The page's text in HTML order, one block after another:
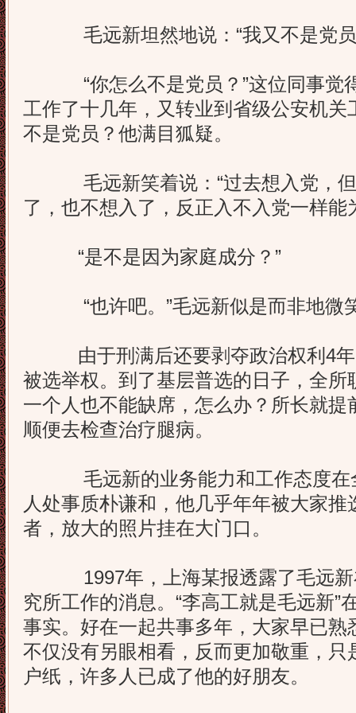
毛远新坦然地说：“我又不是党员
“你怎么不是党员？”这位同事觉得
工作了十几年，又转业到省级公安机关
不是党员？他满目狐疑。
毛远新笑着说：“过去想入党，但
了，也不想入了，反正入不入党一样能
“是不是因为家庭成分？”
“也许吧。”毛远新似是而非地微
由于刑满后还要剥夺政治权利4年
被选举权。到了基层普选的日子，全所
一个人也不能缺席，怎么办？所长就提
顺便去检查治疗腿病。
毛远新的业务能力和工作态度在
人处事质朴谦和，他几乎年年被大家
者，放大的照片挂在大门口。
1997年，上海某报透露了毛远新
究所工作的消息。“李高工就是毛远新”
事实。好在一起共事多年，大家早已熟
不仅没有另眼相看，反而更加敬重，只
户纸，许多人已成了他的好朋友。